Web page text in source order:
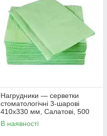
Нагрудники — серветки
стоматологічні 3-шарові
410х330 мм, Салатові, 500
шт./уп.
В наявності